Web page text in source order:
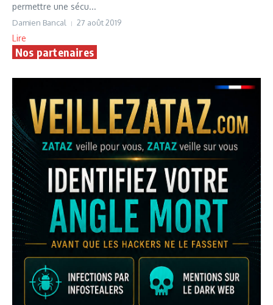
permettre une sécu...
Damien Bancal 27 août 2019
Lire
Nos partenaires